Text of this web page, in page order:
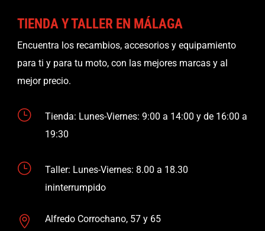
TIENDA Y TALLER EN MÁLAGA
Encuentra los recambios, accesorios y equipamiento
para ti y para tu moto, con las mejores marcas y al
mejor precio.
}
Tienda: Lunes-Viernes: 9:00 a 14:00 y de 16:00 a
19:30
}
Taller: Lunes-Viernes: 8.00 a 18.30
ininterrumpido

Alfredo Corrochano, 57 y 65